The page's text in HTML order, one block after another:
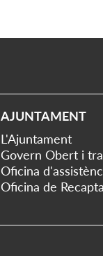
AJUNTAMENT
L'Ajuntament
Govern Obert i
Oficina
Oficina de